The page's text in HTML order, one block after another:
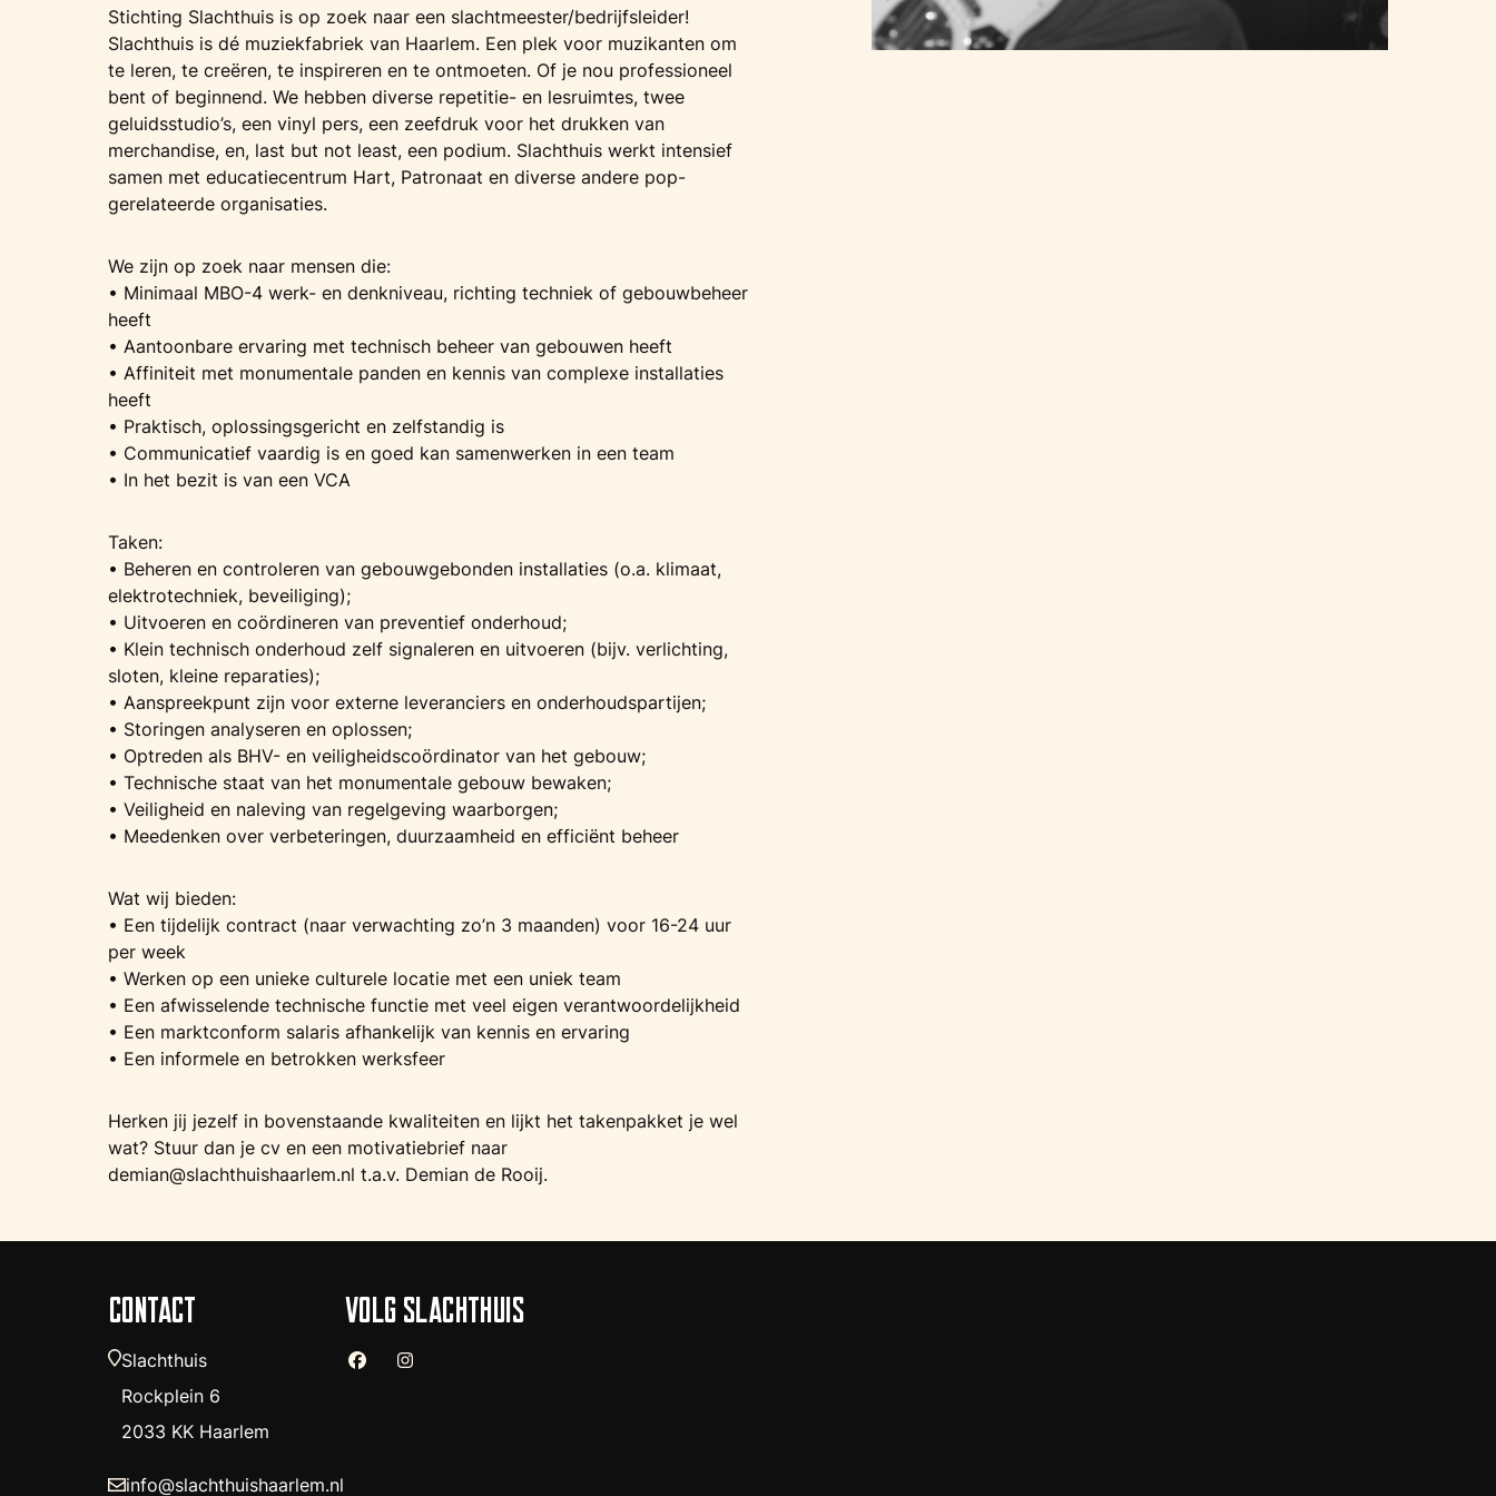
Stichting Slachthuis is op zoek naar een slachtmeester/bedrijfsleider!
Slachthuis is dé muziekfabriek van Haarlem. Een plek voor muzikanten om
te leren, te creëren, te inspireren en te ontmoeten. Of je nou professioneel
bent of beginnend. We hebben diverse repetitie- en lesruimtes, twee
geluidsstudio’s, een vinyl pers, een zeefdruk voor het drukken van
merchandise, en, last but not least, een podium. Slachthuis werkt intensief
samen met educatiecentrum Hart, Patronaat en diverse andere pop-
gerelateerde organisaties.
​​We zijn op zoek naar mensen die:
• Minimaal MBO-4 werk- en denkniveau, richting techniek of gebouwbeheer
heeft
• Aantoonbare ervaring met technisch beheer van gebouwen heeft
• Affiniteit met monumentale panden en kennis van complexe installaties
heeft
• Praktisch, oplossingsgericht en zelfstandig is
• Communicatief vaardig is en goed kan samenwerken in een team
• In het bezit is van een VCA
Taken:
• Beheren en controleren van gebouwgebonden installaties (o.a. klimaat,
elektrotechniek, beveiliging);
• Uitvoeren en coördineren van preventief onderhoud;
• Klein technisch onderhoud zelf signaleren en uitvoeren (bijv. verlichting,
sloten, kleine reparaties);
• Aanspreekpunt zijn voor externe leveranciers en onderhoudspartijen;
• Storingen analyseren en oplossen;
• Optreden als BHV- en veiligheidscoördinator van het gebouw;
• Technische staat van het monumentale gebouw bewaken;
• Veiligheid en naleving van regelgeving waarborgen;
• Meedenken over verbeteringen, duurzaamheid en efficiënt beheer
Wat wij bieden:
• Een tijdelijk contract (naar verwachting zo’n 3 maanden) voor 16-24 uur
per week
• Werken op een unieke culturele locatie met een uniek team
• Een afwisselende technische functie met veel eigen verantwoordelijkheid
• Een marktconform salaris afhankelijk van kennis en ervaring
• Een informele en betrokken werksfeer
Herken jij jezelf in bovenstaande kwaliteiten en lijkt het takenpakket je wel
wat? Stuur dan je cv en een motivatiebrief naar
demian@slachthuishaarlem.nl t.a.v. Demian de Rooij.
CONTACT
Slachthuis
Rockplein 6
2033 KK Haarlem
info@slachthuishaarlem.nl
VOLG SLACHTHUIS